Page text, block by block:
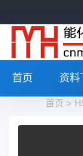
首页 资料
首页 >